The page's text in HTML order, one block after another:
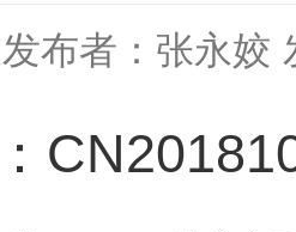
发布者：张永姣